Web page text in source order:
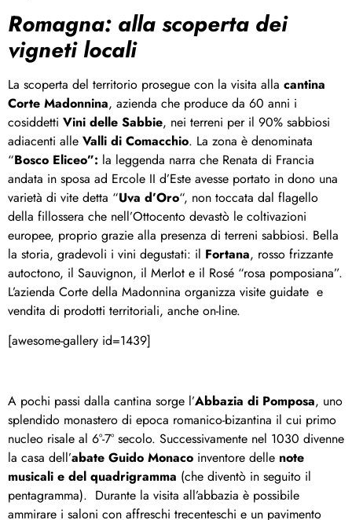
Romagna: alla scoperta dei
vigneti locali
La scoperta del territorio prosegue con la visita alla cantina
Corte Madonnina, azienda che produce da 60 anni i
cosiddetti Vini delle Sabbie, nei terreni per il 90% sabbiosi
adiacenti alle Valli di Comacchio. La zona è denominata
“Bosco Eliceo”: la leggenda narra che Renata di Francia
andata in sposa ad Ercole II d’Este avesse portato in dono una
varietà di vite detta “Uva d’Oro“, non toccata dal flagello
della fillossera che nell’Ottocento devastò le coltivazioni
europee, proprio grazie alla presenza di terreni sabbiosi. Bella
la storia, gradevoli i vini degustati: il Fortana, rosso frizzante
autoctono, il Sauvignon, il Merlot e il Rosé “rosa pomposiana”.
L’azienda Corte della Madonnina organizza visite guidate e
vendita di prodotti territoriali, anche on-line.
[awesome-gallery id=1439]
A pochi passi dalla cantina sorge l’Abbazia di Pomposa, uno
splendido monastero di epoca romanico-bizantina il cui primo
nucleo risale al 6°-7° secolo. Successivamente nel 1030 divenne
la casa dell’abate Guido Monaco inventore delle note
musicali e del quadrigramma (che diventò in seguito il
pentagramma). Durante la visita all’abbazia è possibile
ammirare i saloni con affreschi trecenteschi e un pavimento